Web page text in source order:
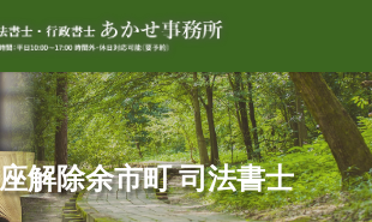
解除余市町 司法書士